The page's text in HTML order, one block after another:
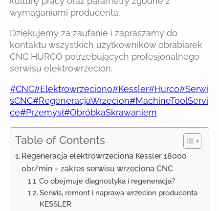
wymaganiami producenta.
Dziękujemy za zaufanie i zapraszamy do
kontaktu wszystkich użytkowników obrabiarek
CNC HURCO potrzebujących profesjonalnego
serwisu elektrowrzecion.
#CNC#Elektrowrzeciono#Kessler#Hurco#Serwi
sCNC#RegeneracjaWrzecion#MachineToolServi
ce#Przemysł#ObróbkaSkrawaniem
Table of Contents
Regeneracja elektrowrzeciona Kessler 18000
obr/min – zakres serwisu wrzeciona CNC
Co obejmuje diagnostyka i regeneracja?
Serwis, remont i naprawa wrzecion producenta
KESSLER